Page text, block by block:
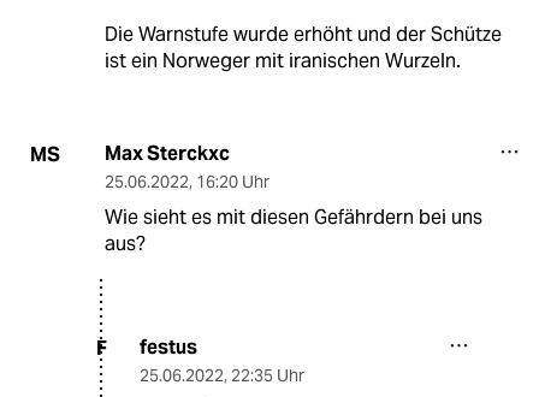
Die Warnstufe wurde erhöht und der Schütze
ist ein Norweger mit iranischen Wurzeln.
MS Max Sterckxc
25.06.2022, 16:20 Uhr
Wie sieht es mit diesen Gefährdern bei uns
aus?
F festus
25.06.2022, 22:35 Uhr